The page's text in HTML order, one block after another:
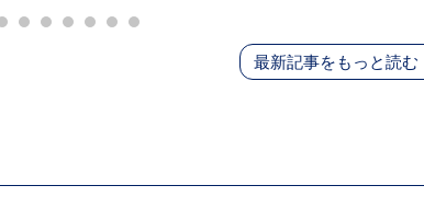
最新記事をもっと読む